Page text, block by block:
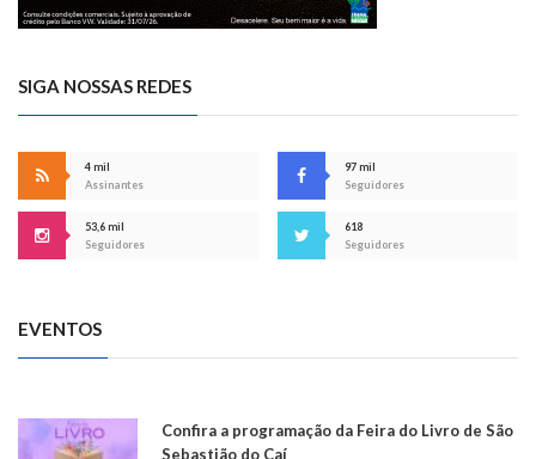
SIGA NOSSAS REDES
4 mil
Assinantes
97 mil
Seguidores
53,6 mil
Seguidores
618
Seguidores
EVENTOS
Confira a programação da Feira do Livro de São
Sebastião do Caí